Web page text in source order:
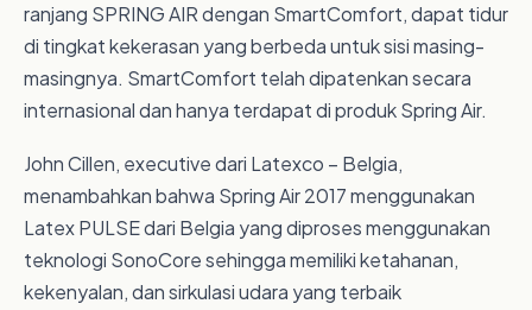
ranjang SPRING AIR dengan SmartComfort, dapat tidur
di tingkat kekerasan yang berbeda untuk sisi masing-
masingnya. SmartComfort telah dipatenkan secara
internasional dan hanya terdapat di produk Spring Air.
John Cillen, executive dari Latexco – Belgia,
menambahkan bahwa Spring Air 2017 menggunakan
Latex PULSE dari Belgia yang diproses menggunakan
teknologi SonoCore sehingga memiliki ketahanan,
kekenyalan, dan sirkulasi udara yang terbaik